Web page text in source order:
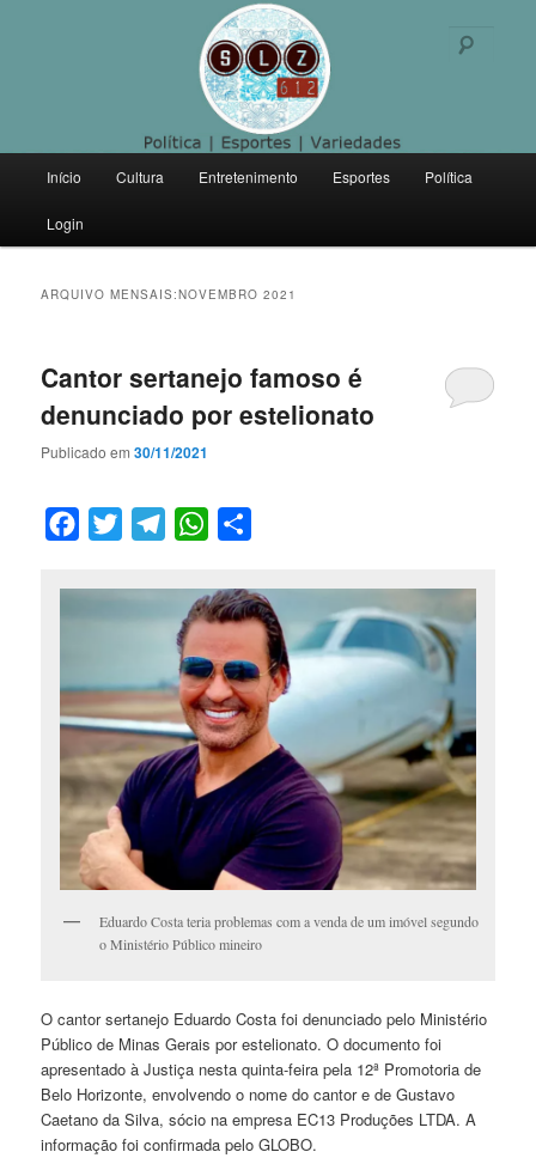
Politica | Esportes | Variedades
principal
Pular
para
principal
Pular
para
secundário
Início Cultura Entretenimento Esportes Política
Login
ARQUIVO MENSAIS:NOVEMBRO 2021
Cantor sertanejo famoso é
denunciado por estelionato
Publicado em30/11/2021
Facebook
Twitter TelegramWhatsApp
Eduardo Costa teria problemas com a venda de um imóvel segundo
o Ministério Público mineiro
O cantor sertanejo Eduardo Costa foi denunciado pelo Ministério
Público de Minas Gerais por estelionato. O documento foi
apresentado à Justiça nesta quinta-feira pela 12ª Promotoria de
Belo Horizonte, envolvendo o nome do cantor e de Gustavo
Caetano da Silva, sócio na empresa EC13 Produções LTDA. A
informação foi confirmada pelo GLOBO.